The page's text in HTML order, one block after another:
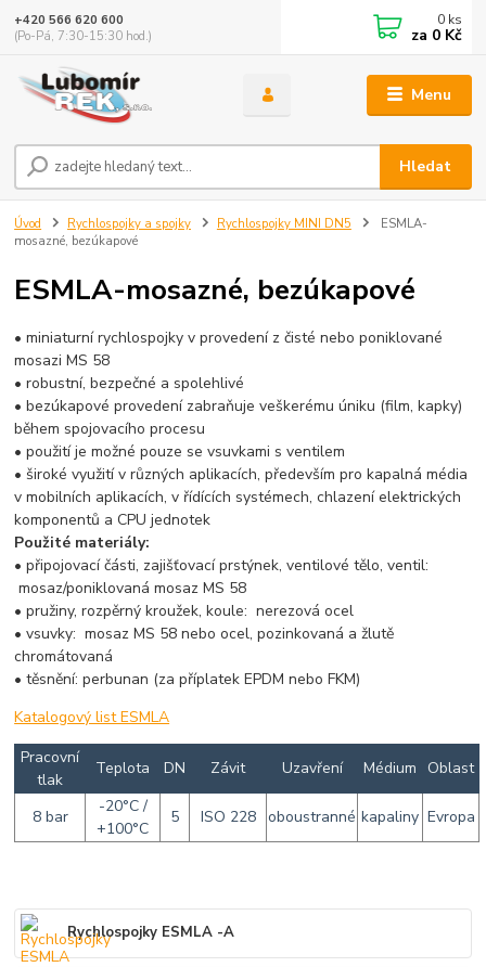
Menu
Hledat
+420 566 620 600
(Po-Pá, 7:30-15:30 hod.)
0 ks
za 0 Kč
Úvod Rychlospojky a spojky Rychlospojky MINI DN5
ESMLA-
mosazné, bezúkapové
ESMLA-mosazné, bezúkapové
• miniaturní rychlospojky v provedení z čisté nebo poniklované
mosazi MS 58
• robustní, bezpečné a spolehlivé
• bezúkapové provedení zabraňuje veškerému úniku (film, kapky)
během spojovacího procesu
• použití je možné pouze se vsuvkami s ventilem
• široké využití v různých aplikacích, především pro kapalná média
v mobilních aplikacích, v řídících systémech, chlazení elektrických
komponentů a CPU jednotek
Použité materiály:
• připojovací části, zajišťovací prstýnek, ventilové tělo, ventil:
mosaz/poniklovaná mosaz MS 58
• pružiny, rozpěrný kroužek, koule: nerezová ocel
• vsuvky: mosaz MS 58 nebo ocel, pozinkovaná a žlutě
chromátovaná
• těsnění: perbunan (za příplatek EPDM nebo FKM)
Katalogový list ESMLA
Pracovní
tlak
Teplota DN Závit Uzavření Médium Oblast
8 bar
-20°C /
+100°C
5 ISO 228 oboustranné kapaliny Evropa
Rychlospojky ESMLA -A